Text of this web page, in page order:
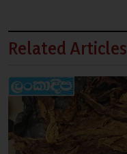
Related Articles